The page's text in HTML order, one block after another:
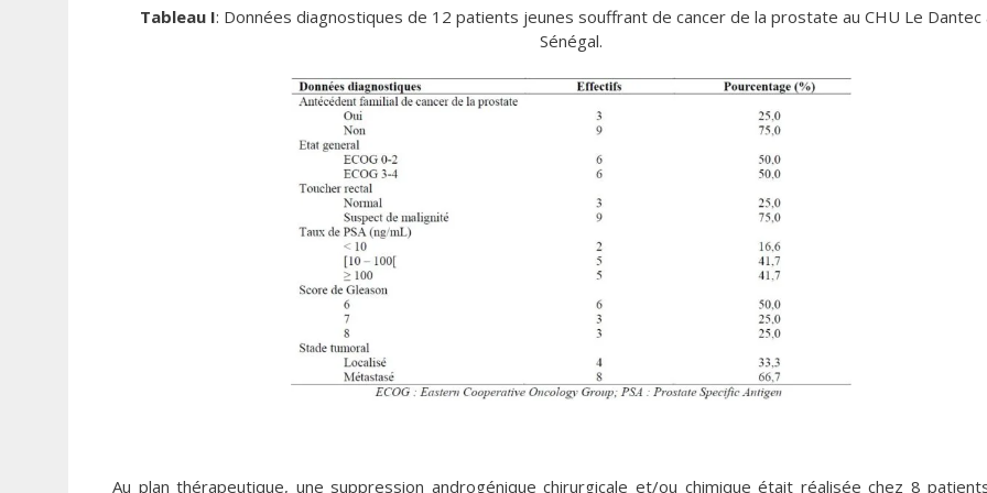
Tableau I: Données diagnostiques de 12 patients jeunes souffrant de cancer de la prostate au CHU Le Dantec
Sénégal.
Au plan thérapeutique, une suppression androgénique chirurgicale et/ou chimique était réalisée chez 8